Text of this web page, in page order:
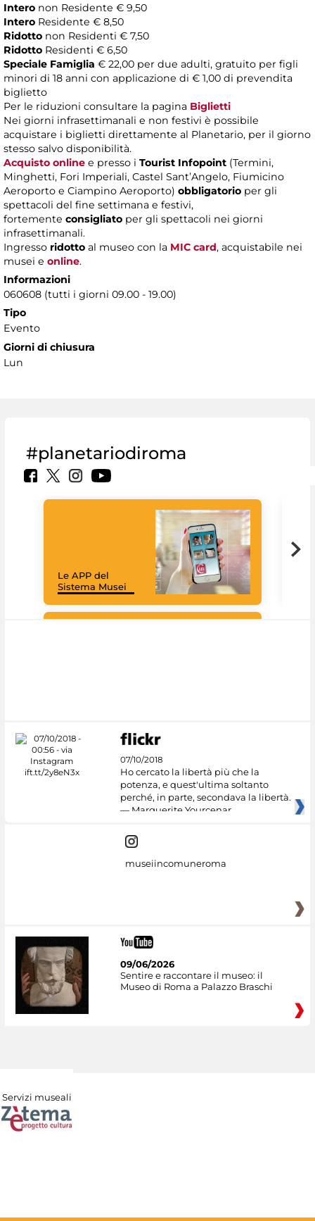
Intero non Residente € 9,50
Intero Residente € 8,50
Ridotto non Residenti € 7,50
Ridotto Residenti € 6,50
Speciale Famiglia € 22,00 per due adulti, gratuito per figli
minori di 18 anni con applicazione di € 1,00 di prevendita
biglietto
Per le riduzioni consultare la pagina Biglietti
Nei giorni infrasettimanali e non festivi è possibile
acquistare i biglietti direttamente al Planetario, per il giorno
stesso salvo disponibilità.
Acquisto online e presso i Tourist Infopoint (Termini,
Minghetti, Fori Imperiali, Castel Sant’Angelo, Fiumicino
Aeroporto e Ciampino Aeroporto) obbligatorio per gli
spettacoli del fine settimana e festivi,
fortemente consigliato per gli spettacoli nei giorni
infrasettimanali.
Ingresso ridotto al museo con la MIC card, acquistabile nei
musei e online.
Informazioni
060608 (tutti i giorni 09.00 - 19.00)
Tipo
Evento
Giorni di chiusura
Lun
#planetariodiroma
Le APP del
Sistema Musei
07/10/2018
Ho cercato la libertà più che la
potenza, e quest'ultima soltanto
perché, in parte, secondava la libertà.
— Marguerite Yourcenar
museiincomuneroma
09/06/2026
Sentire e raccontare il museo: il
Museo di Roma a Palazzo Braschi
Servizi museali